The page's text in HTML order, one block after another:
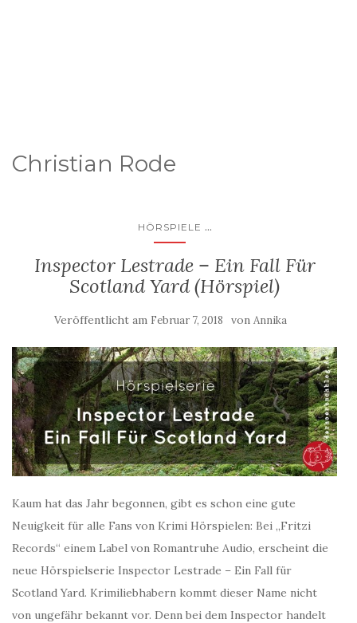
Christian Rode
HÖRSPIELE ...
Inspector Lestrade – Ein Fall Für
Scotland Yard (Hörspiel)
Veröffentlicht am Februar 7, 2018 von Annika
Kaum hat das Jahr begonnen, gibt es schon eine gute
Neuigkeit für alle Fans von Krimi Hörspielen: Bei „Fritzi
Records“ einem Label von Romantruhe Audio, erscheint die
neue Hörspielserie Inspector Lestrade – Ein Fall für
Scotland Yard. Krimiliebhabern kommt dieser Name nicht
von ungefähr bekannt vor. Denn bei dem Inspector handelt